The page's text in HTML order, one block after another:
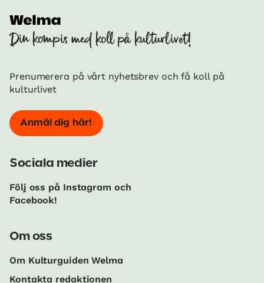
Din kompis med koll på kulturlivet!
Prenumerera på vårt nyhetsbrev och få koll på
kulturlivet
Anmäl dig här!
Sociala medier
Följ oss på Instagram och
Facebook!
Om oss
Om Kulturguiden Welma
Kontakta redaktionen